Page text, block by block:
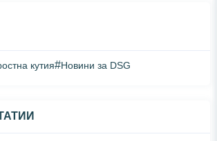
кутия#Новини за DSG